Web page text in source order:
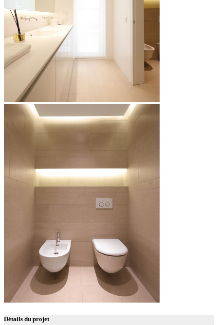
Détails du projet